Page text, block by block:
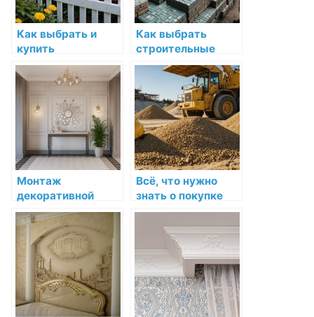
Как выбрать и
купить
пластиковый
декоративный
забор для клумб
оптом: подробное
руководство
Как выбрать
строительные
материалы:
Полное
руководство для
покупателей в
Челябинске
Монтаж
декоративной
лепнины на
стенах: подробное
руководство
Всё, что нужно
знать о покупке
песка и щебня:
полезное
руководство